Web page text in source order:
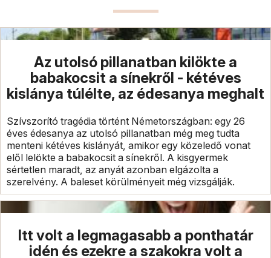
Az utolsó pillanatban kilökte a
babakocsit a sínekről - kétéves
kislánya túlélte, az édesanya meghalt
Szívszorító tragédia történt Németországban: egy 26
éves édesanya az utolsó pillanatban még meg tudta
menteni kétéves kislányát, amikor egy közeledő vonat
elől lelökte a babakocsit a sínekről. A kisgyermek
sértetlen maradt, az anyát azonban elgázolta a
szerelvény. A baleset körülményeit még vizsgálják.
Itt volt a legmagasabb a ponthatár
idén és ezekre a szakokra volt a